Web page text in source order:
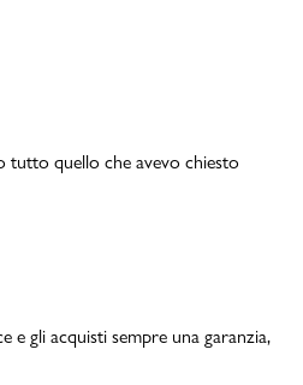
tutto quello che avevo chiesto
e gli acquisti sempre una garanzia,